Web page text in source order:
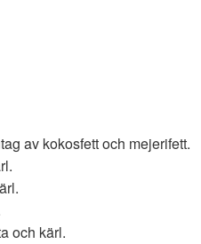
av kokosfett och mejerifett.
och kärl.